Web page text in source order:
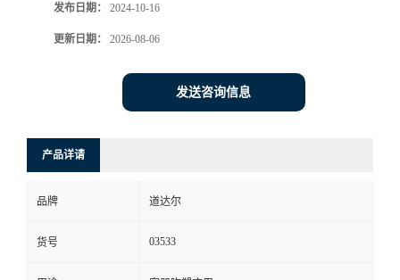
发布日期： 2024-10-16
更新日期： 2026-08-06
发送咨询信息
产品详请
品牌 道达尔
货号 03533